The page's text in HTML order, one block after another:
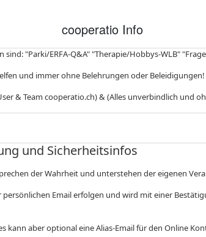
cooperatio Info
sind: "Parki/ERFA-Q&A" "Therapie/Hobbys-WLB"
und immer ohne Belehrungen oder Beleidigungen!
& Team cooperatio.ch) & (Alles unverbindlich und
und Sicherheitsinfos
der Wahrheit und unterstehen der eigenen
Email erfolgen und wird mit einer
kann aber optional eine Alias-Email für den Online